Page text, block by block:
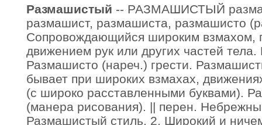
Размашистый -- РАЗМАШИСТЫЙ
размашист, размашиста, размашисто
Сопровождающийся широким взмахом,
движением рук или других частей
Размашисто (нареч.) грести.
бывает при широких взмахах,
(с широко расставленными буквами).
(манера рисования). || перен.
Размашистый стиль. 2. Широкий и